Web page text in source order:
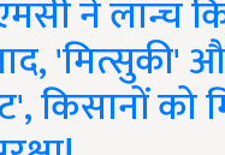
ने लॉन्च
'मित्सुकी'
किसानों को